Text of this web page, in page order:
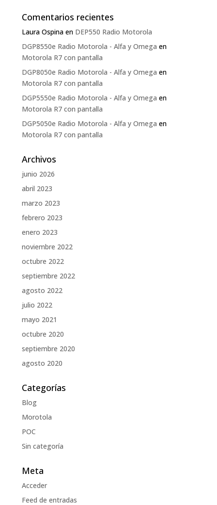
Comentarios recientes
Laura Ospinaen DEP550 Radio Motorola
DGP8550e Radio Motorola - Alfa y Omega en
Motorola R7 con pantalla
DGP8050e Radio Motorola - Alfa y Omega en
Motorola R7 con pantalla
DGP5550e Radio Motorola - Alfa y Omega en
Motorola R7 con pantalla
DGP5050e Radio Motorola - Alfa y Omega en
Motorola R7 con pantalla
Archivos
junio 2026
abril 2023
marzo 2023
febrero 2023
enero 2023
noviembre 2022
octubre 2022
septiembre 2022
agosto 2022
julio 2022
mayo 2021
octubre 2020
septiembre 2020
agosto 2020
Categorías
Blog
Morotola
POC
Sin categoría
Meta
Acceder
Feed de entradas